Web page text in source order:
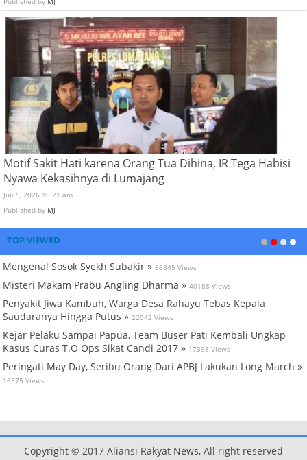
Motif Sakit Hati karena Orang Tua Dihina, IR Tega Habisi
Nyawa Kekasihnya di Lumajang
Juli 5, 2026 10:21 am
Published by MJ
TOP VIEWED
Mengenal Sosok Syekh Subakir » 66845 Views
Misteri Makam Prabu Angling Dharma » 40188 Views
Penyakit Jiwa Kambuh, Warga Desa Rahayu Tebas Kepala
Saudaranya Hingga Putus » 22042 Views
Kejar Pelaku Sampai Papua, Team Buser Pati Kembali Ungkap
Kasus Curas T.O Ops Sikat Candi 2017 » 17398 Views
Peringati May Day, Seribu Orang Dari APBJ Lakukan Long March »
16375 Views
Copyright © 2017 Aliansi Rakyat News, All right reserved